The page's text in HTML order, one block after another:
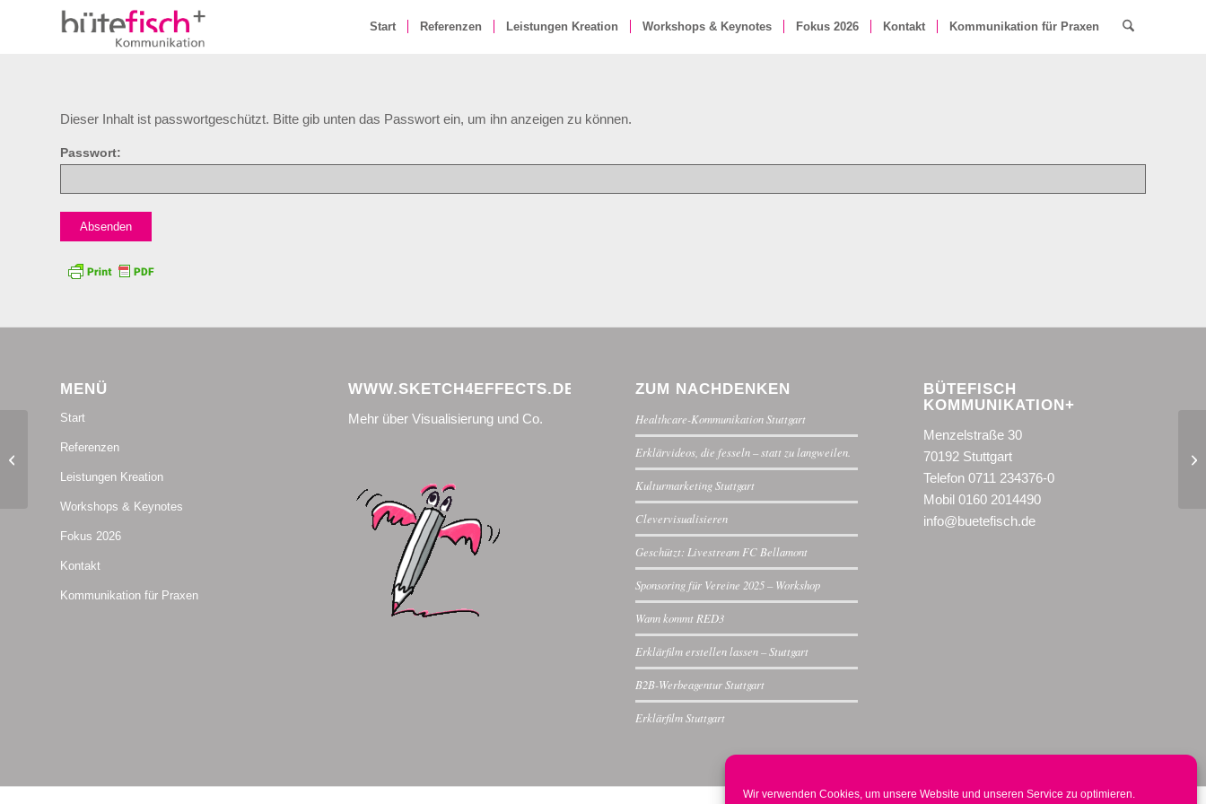
Wir verwenden Cookies, um unsere Website und unseren Service zu optimieren.
Start Referenzen Leistungen Kreation Workshops & Keynotes Fokus 2026 Kontakt Kommunikation für Praxen
Dieser Inhalt ist passwortgeschützt. Bitte gib unten das Passwort ein, um ihn anzeigen zu können.
Passwort:
MENÜ
Start
Referenzen
Leistungen Kreation
Workshops & Keynotes
Fokus 2026
Kontakt
Kommunikation für Praxen
WWW.SKETCH4EFFECTS.DE
Mehr über Visualisierung und Co.
ZUM NACHDENKEN
Healthcare-Kommunikation Stuttgart
Erklärvideos, die fesseln – statt zu langweilen.
Kulturmarketing Stuttgart
Clevervisualisieren
Geschützt: Livestream FC Bellamont
Sponsoring für Vereine 2025 – Workshop
Wann kommt RED3
Erklärfilm erstellen lassen – Stuttgart
B2B-Werbeagentur Stuttgart
Erklärfilm Stuttgart
BÜTEFISCH
KOMMUNIKATION+
Menzelstraße 30
70192 Stuttgart
Telefon 0711 234376-0
Mobil 0160 2014490
info@buetefisch.de
Sponsoring für Vereine 2025 –
Workshop